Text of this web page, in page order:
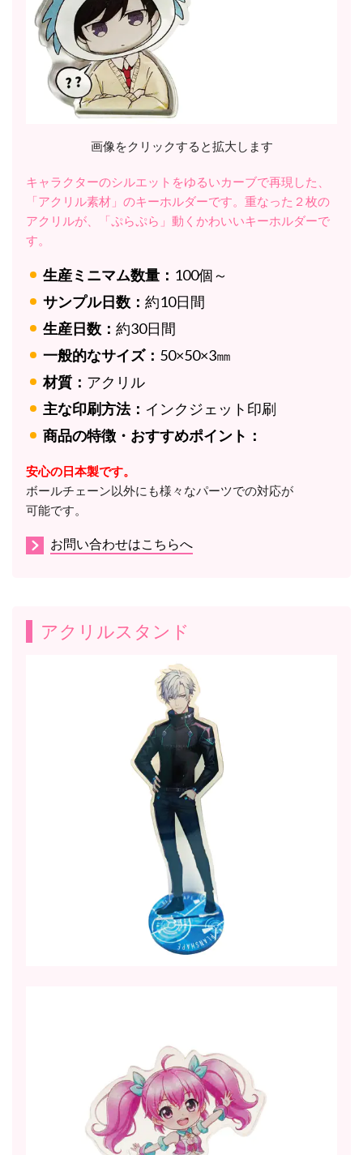
画像をクリックすると拡大します
キャラクターのシルエットをゆるいカーブで再現した、
「アクリル素材」のキーホルダーです。重なった２枚の
アクリルが、「ぷらぷら」動くかわいいキーホルダーで
す。
生産ミニマム数量： 100個～
サンプル日数： 約10日間
生産日数： 約30日間
一般的なサイズ： 50×50×3㎜
材質： アクリル
主な印刷方法： インクジェット印刷
商品の特徴・おすすめポイント：
安心の日本製です。
ボールチェーン以外にも様々なパーツでの対応が
可能です。
お問い合わせはこちらへ
アクリルスタンド